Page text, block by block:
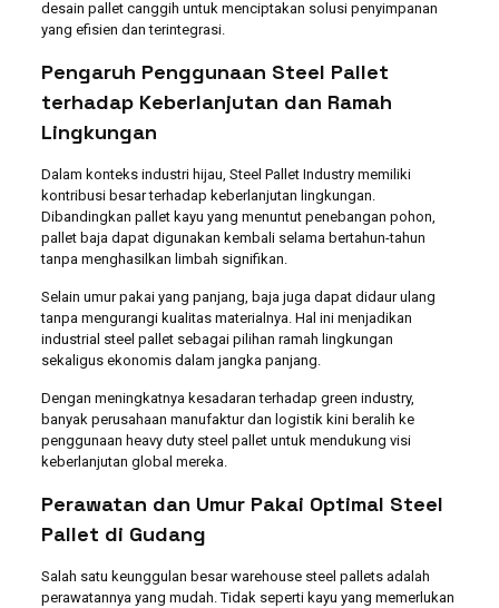
desain pallet canggih untuk menciptakan solusi penyimpanan
yang efisien dan terintegrasi.
Pengaruh Penggunaan Steel Pallet
terhadap Keberlanjutan dan Ramah
Lingkungan
Dalam konteks industri hijau, Steel Pallet Industry memiliki
kontribusi besar terhadap keberlanjutan lingkungan.
Dibandingkan pallet kayu yang menuntut penebangan pohon,
pallet baja dapat digunakan kembali selama bertahun-tahun
tanpa menghasilkan limbah signifikan.
Selain umur pakai yang panjang, baja juga dapat didaur ulang
tanpa mengurangi kualitas materialnya. Hal ini menjadikan
industrial steel pallet sebagai pilihan ramah lingkungan
sekaligus ekonomis dalam jangka panjang.
Dengan meningkatnya kesadaran terhadap green industry,
banyak perusahaan manufaktur dan logistik kini beralih ke
penggunaan heavy duty steel pallet untuk mendukung visi
keberlanjutan global mereka.
Perawatan dan Umur Pakai Optimal Steel
Pallet di Gudang
Salah satu keunggulan besar warehouse steel pallets adalah
perawatannya yang mudah. Tidak seperti kayu yang memerlukan